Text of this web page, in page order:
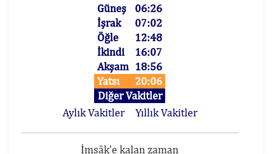
Güneş
06:26
İşrak
07:02
Öğle
12:48
İkindi
16:07
Akşam 18:56
Yatsı
20:06
Diğer Vakitler
Aylık Vakitler
Yıllık Vakitler
İmsâk'e kalan zaman